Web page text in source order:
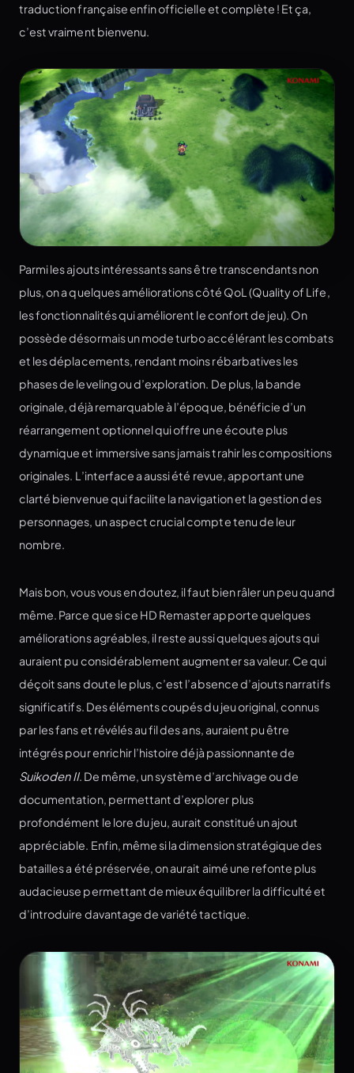
traduction française enfin officielle et complète ! Et ça,
c’est vraiment bienvenu.
Parmi les ajouts intéressants sans être transcendants non
plus, on a quelques améliorations côté QoL (Quality of Life,
les fonctionnalités qui améliorent le confort de jeu). On
possède désormais un mode turbo accélérant les combats
et les déplacements, rendant moins rébarbatives les
phases de leveling ou d’exploration. De plus, la bande
originale, déjà remarquable à l’époque, bénéficie d’un
réarrangement optionnel qui offre une écoute plus
dynamique et immersive sans jamais trahir les compositions
originales. L’interface a aussi été revue, apportant une
clarté bienvenue qui facilite la navigation et la gestion des
personnages, un aspect crucial compte tenu de leur
nombre.
Mais bon, vous vous en doutez, il faut bien râler un peu quand
même. Parce que si ce HD Remaster apporte quelques
améliorations agréables, il reste aussi quelques ajouts qui
auraient pu considérablement augmenter sa valeur. Ce qui
déçoit sans doute le plus, c’est l’absence d’ajouts narratifs
significatifs. Des éléments coupés du jeu original, connus
par les fans et révélés au fil des ans, auraient pu être
intégrés pour enrichir l’histoire déjà passionnante de
Suikoden II. De même, un système d’archivage ou de
documentation, permettant d’explorer plus
profondément le lore du jeu, aurait constitué un ajout
appréciable. Enfin, même si la dimension stratégique des
batailles a été préservée, on aurait aimé une refonte plus
audacieuse permettant de mieux équilibrer la difficulté et
d’introduire davantage de variété tactique.